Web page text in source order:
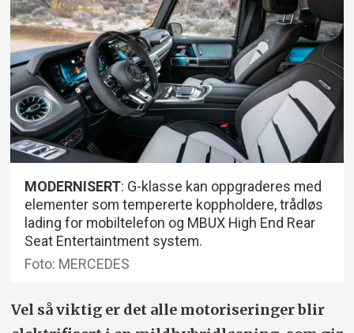
MODERNISERT: G-klasse kan oppgraderes med
elementer som tempererte koppholdere, trådløs
lading for mobiltelefon og MBUX High End Rear
Seat Entertaintment system.
Foto: MERCEDES
Vel så viktig er det alle motoriseringer blir